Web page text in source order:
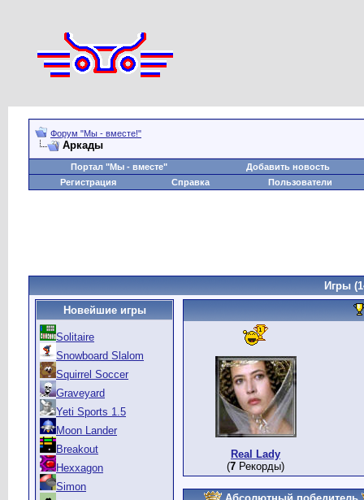
Форум "Мы - вместе!"
Аркады
Портал "Мы - вместе"
Добавить новость
Регистрация
Справка Пользователи
Игры
Новейшие игры
Solitaire
Snowboard Slalom
Squirrel Soccer
Graveyard
Yeti Sports 1.5
Moon Lander
Breakout
Hexxagon
Simon
Real Lady
(7 Рекорды)